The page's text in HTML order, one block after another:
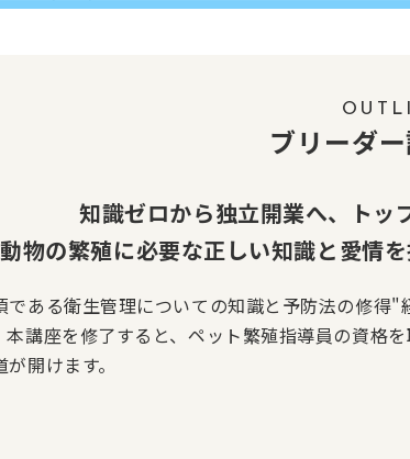
ブリーダ
知識ゼロから独立開業へ、トッ
動物の繁殖に必要な正しい知識と愛情
ある衛生管理についての知識と予防法の修
講座を修了すると、ペット繁殖指導員の資
開けます。